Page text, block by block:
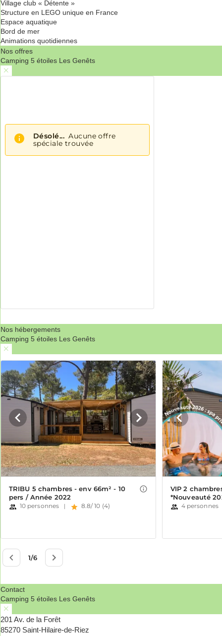
Village club « Détente »
Structure en LEGO unique en France
Espace aquatique
Bord de mer
Animations quotidiennes
Nos offres
Camping 5 étoiles Les Genêts
Nos hébergements
Camping 5 étoiles Les Genêts
Contact
Camping 5 étoiles Les Genêts
201 Av. de la Forêt
85270 Saint-Hilaire-de-Riez